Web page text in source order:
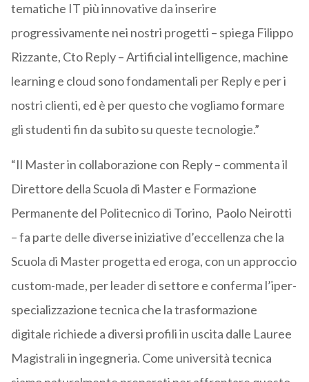
tematiche IT più innovative da inserire
progressivamente nei nostri progetti – spiega Filippo
Rizzante, Cto Reply – Artificial intelligence, machine
learning e cloud sono fondamentali per Reply e per i
nostri clienti, ed è per questo che vogliamo formare
gli studenti fin da subito su queste tecnologie.”
“Il Master in collaborazione con Reply – commenta il
Direttore della Scuola di Master e Formazione
Permanente del Politecnico di Torino, Paolo Neirotti
– fa parte delle diverse iniziative d’eccellenza che la
Scuola di Master progetta ed eroga, con un approccio
custom-made, per leader di settore e conferma l’iper-
specializzazione tecnica che la trasformazione
digitale richiede a diversi profili in uscita dalle Lauree
Magistrali in ingegneria. Come università tecnica